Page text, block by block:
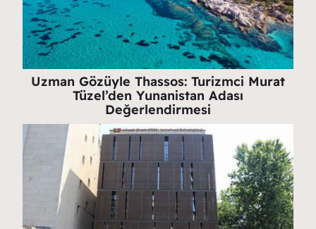
Uzman Gözüyle Thassos: Turizmci Murat
Tüzel’den Yunanistan Adası
Değerlendirmesi